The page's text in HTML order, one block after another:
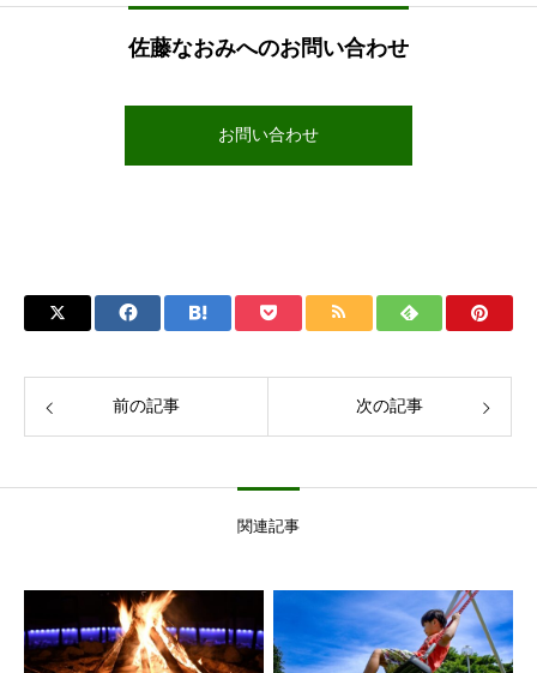
佐藤なおみへのお問い合わせ
お問い合わせ
前の記事 次の記事
関連記事